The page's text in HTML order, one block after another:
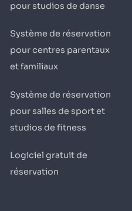
pour studios de danse
Système de réservation
pour centres parentaux
et familiaux
Système de réservation
pour salles de sport et
studios de fitness
Logiciel gratuit de
réservation